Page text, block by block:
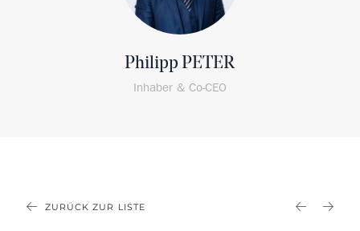
Philipp PETER
Inhaber & Co-CEO
ZURÜCK ZUR LISTE